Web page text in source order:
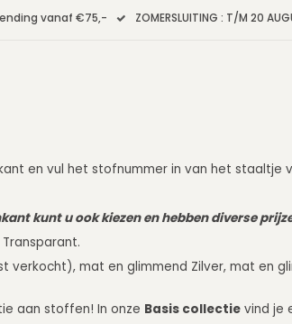
vanaf €75,- ZOMERSLUITING : T/M 20
en vul het stofnummer in van het
kunt u ook kiezen en hebben diverse
verkocht), mat en glimmend Zilver, mat en
aan stoffen! In onze Basis collectie vind je